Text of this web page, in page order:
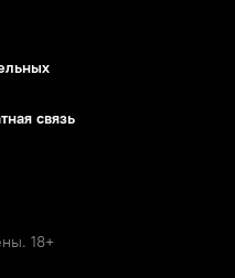
связь
18+